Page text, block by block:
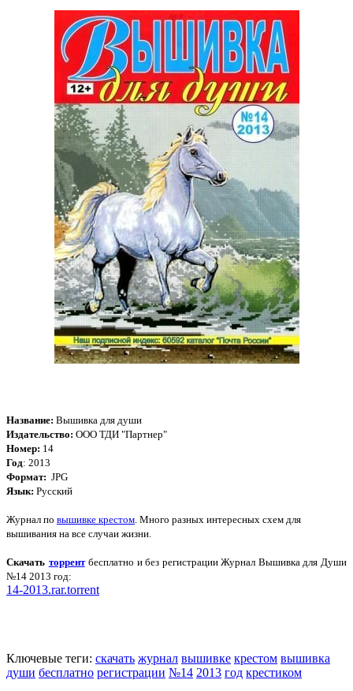
Название: Вышивка для души
Издательство: ООО ТДИ "Партнер"
Номер: 14
Год: 2013
Формат: JPG
Язык: Русский
Журнал по вышивке крестом . Много разных интересных схем для
вышивания на все случаи жизни.
Скачать торрент бесплатно и без регистрации Журнал Вышивка для Души
№14 2013 год:
14-2013.rar.torrent
Ключевые теги: скачать журнал вышивке крестом вышивка
души бесплатно регистрации №14 2013 год крестиком